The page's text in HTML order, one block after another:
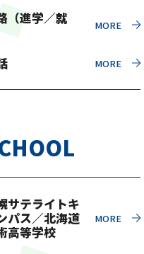
（進学／就
サテライトキ
パス／北海道
高等学校